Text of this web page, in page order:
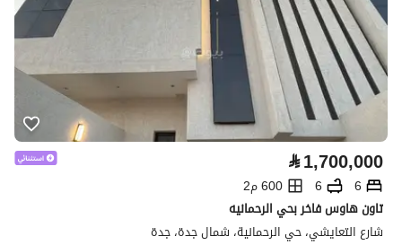
⃁1,700,000
6
6
600 م2
تاون هاوس فاخر بحي الرحمانيه
شارع التعايشي، حي الرحمانية، شمال جدة، جدة